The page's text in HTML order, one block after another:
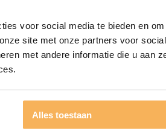
voor social media te bieden en om
site met onze partners voor social
met andere informatie die u aan
Alles toestaan